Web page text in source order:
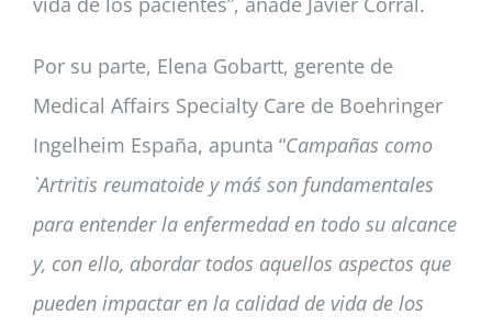
Por su parte, Elena Gobartt, gerente de
Medical Affairs Specialty Care de Boehringer
Ingelheim España, apunta “Campañas como
`Artritis reumatoide y más´ son fundamentales
para entender la enfermedad en todo su alcance
y, con ello, abordar todos aquellos aspectos que
pueden impactar en la calidad de vida de los